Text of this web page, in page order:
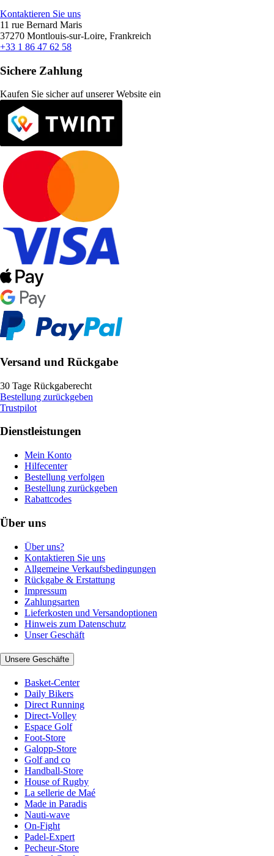
Kontaktieren Sie uns
11 rue Bernard Maris
37270 Montlouis-sur-Loire, Frankreich
+33 1 86 47 62 58
Sichere Zahlung
Kaufen Sie sicher auf unserer Website ein
Versand und Rückgabe
30 Tage Rückgaberecht
Bestellung zurückgeben
Trustpilot
Dienstleistungen
Mein Konto
Hilfecenter
Bestellung verfolgen
Bestellung zurückgeben
Rabattcodes
Über uns
Über uns?
Kontaktieren Sie uns
Allgemeine Verkaufsbedingungen
Rückgabe & Erstattung
Impressum
Zahlungsarten
Lieferkosten und Versandoptionen
Hinweis zum Datenschutz
Unser Geschäft
Unsere Geschäfte
Basket-Center
Daily Bikers
Direct Running
Direct-Volley
Espace Golf
Foot-Store
Galopp-Store
Golf and co
Handball-Store
House of Rugby
La sellerie de Maé
Made in Paradis
Nauti-wave
On-Fight
Padel-Expert
Pecheur-Store